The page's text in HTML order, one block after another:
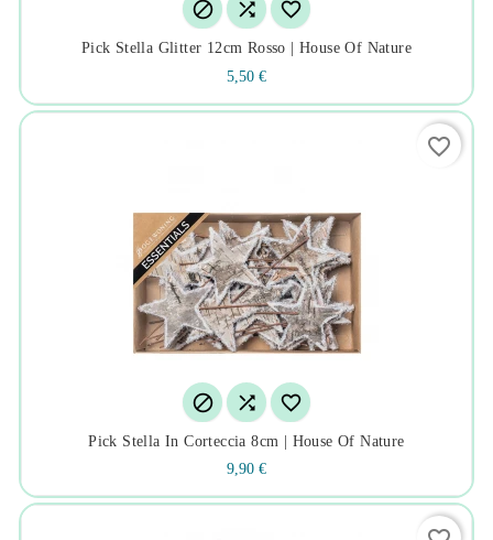
  
Pick Stella Glitter 12cm Rosso | House Of Nature
5,50 €
  
Pick Stella In Corteccia 8cm | House Of Nature
9,90 €
favorite_border